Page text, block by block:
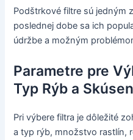
Podštrkové filtre sú jedným
poslednej dobe sa ich
údržbe a možným
Parametre pre
Typ Rýb a
Pri výbere filtra je dôležité
a typ rýb, množstvo rastlín,